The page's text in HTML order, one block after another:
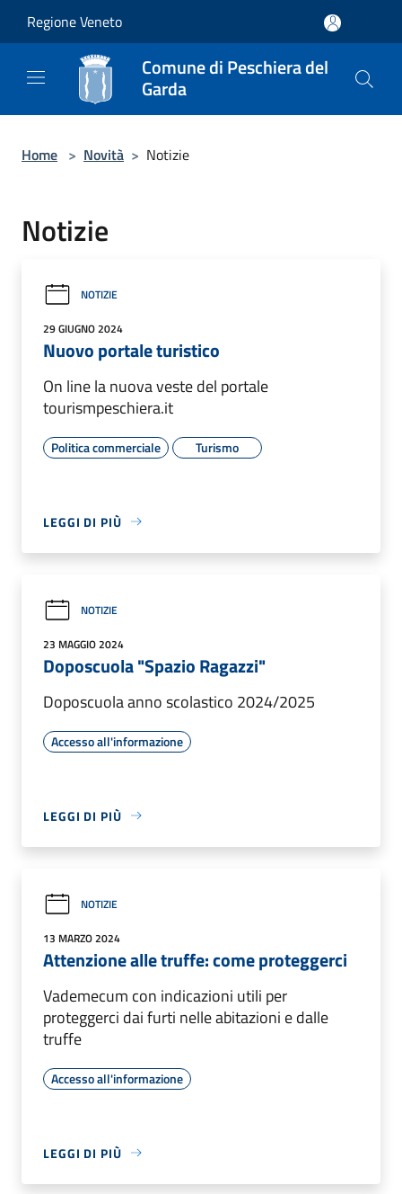
Regione Veneto
Comune di Peschiera del
Garda
Home > Novità > Notizie
Notizie
NOTIZIE
29 GIUGNO 2024
Nuovo portale turistico
On line la nuova veste del portale
tourismpeschiera.it
Politica commerciale Turismo
LEGGI DI PIÙ
NOTIZIE
23 MAGGIO 2024
Doposcuola "Spazio Ragazzi"
Doposcuola anno scolastico 2024/2025
Accesso all'informazione
LEGGI DI PIÙ
NOTIZIE
13 MARZO 2024
Attenzione alle truffe: come proteggerci
Vademecum con indicazioni utili per
proteggerci dai furti nelle abitazioni e dalle
truffe
Accesso all'informazione
LEGGI DI PIÙ